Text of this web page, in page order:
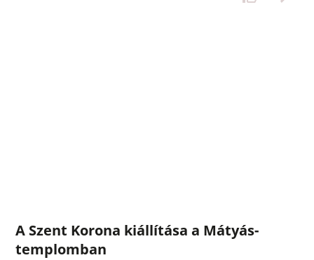
A Szent Korona kiállítása a Mátyás-
templomban